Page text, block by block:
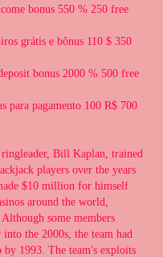
bonus 550 % 250 free
grátis e bônus 110 $ 350
bonus 2000 % 500 free
para pagamento 100 R$ 700
Bill Kaplan, trained
players over the years
$10 million for himself
around the world,
some members
the 2000s, the team had
by 1993. The team's exploits